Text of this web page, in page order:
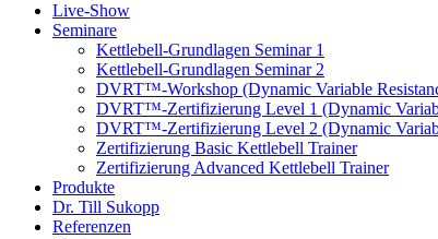
Live-Show
Seminare
Kettlebell-Grundlagen Seminar 1
Kettlebell-Grundlagen Seminar 2
DVRT™-Workshop (Dynamic Variable
DVRT™-Zertifizierung Level 1 (Dynamic
DVRT™-Zertifizierung Level 2 (Dynamic
Zertifizierung Basic Kettlebell Trainer
Zertifizierung Advanced Kettlebell Trainer
Produkte
Dr. Till Sukopp
Referenzen